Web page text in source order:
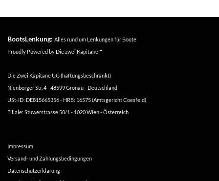
BootsLenkung: Alles rund um Lenkungen für Boote
Proudly Powered by Die zwei Kapitäne™
Die Zwei Kapitäne UG (haftungsbeschränkt)
Nienborger Str. 4 - 48599 Gronau - Deutschland
USt-ID: DE815665356 - HRB: 16575 (Amtsgericht Coesfeld)
Filiale: Stuwerstrasse 50/1 - 1020 Wien - Österreich
Impressum
Versand- und Zahlungsbedingungen
Datenschutzerklärung